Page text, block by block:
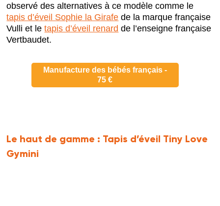
observé des alternatives à ce modèle comme le
tapis d’éveil Sophie la Girafe de la marque française
Vulli et letapis d’éveil renard de l’enseigne française
Vertbaudet.
Manufacture des bébés français -
75 €
Le haut de gamme : Tapis d’éveil Tiny Love
Gymini